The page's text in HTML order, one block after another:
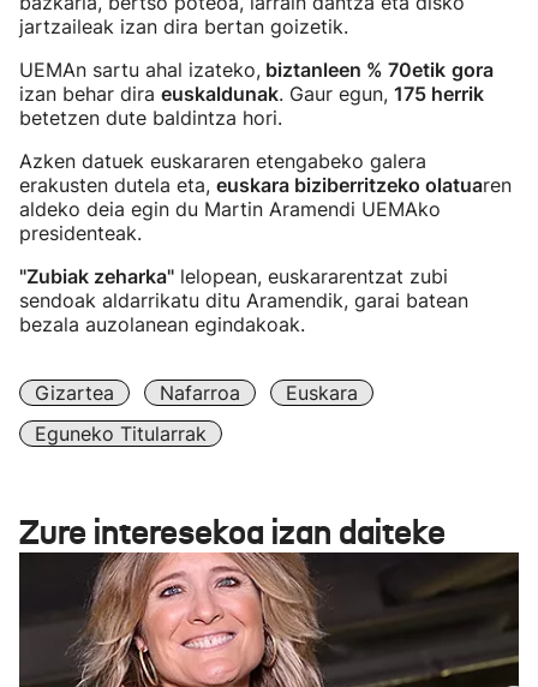
jartzaileak izan dira bertan goizetik.
UEMAn sartu ahal izateko, biztanleen % 70etik gora
izan behar dira euskaldunak. Gaur egun, 175 herrik
betetzen dute baldintza hori.
Azken datuek euskararen etengabeko galera
erakusten dutela eta, euskara biziberritzeko olatuaren
aldeko deia egin du Martin Aramendi UEMAko
presidenteak.
"Zubiak zeharka" lelopean, euskararentzat zubi
sendoak aldarrikatu ditu Aramendik, garai batean
bezala auzolanean egindakoak.
Gizartea Nafarroa
Euskara
Eguneko Titularrak
Zure interesekoa izan daiteke